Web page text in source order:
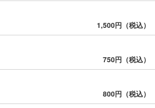
1,500円（税込）
750円（税込）
800円（税込）